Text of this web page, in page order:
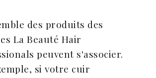
des produits des
La Beauté Hair
peuvent s'associer.
si votre cuir